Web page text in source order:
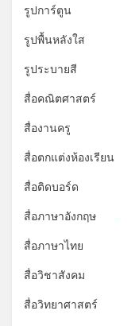
รูปการ์ตูน
รูปพื้นหลังใส
รูประบายสี
สื่อคณิตศาสตร์
สื่องานครู
สื่อตกแต่งห้องเรียน
สื่อติดบอร์ด
สื่อภาษาอังกฤษ
สื่อภาษาไทย
สื่อวิชาสังคม
สื่อวิทยาศาสตร์